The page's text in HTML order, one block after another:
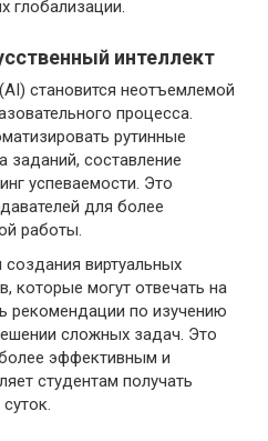
глобализации.
интеллект
становится неотъемлемой
процесса.
рутинные
заданий, составление
успеваемости. Это
для более
работы.
виртуальных
которые могут отвечать на
рекомендации по изучению
сложных задач. Это
эффективным и
студентам получать